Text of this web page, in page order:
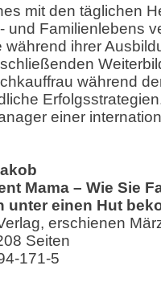
mit den täglichen
und Familienlebens
während ihrer
während
einer
Mama – Wie Sie
unter einen Hut
erschienen
Seiten
171-5